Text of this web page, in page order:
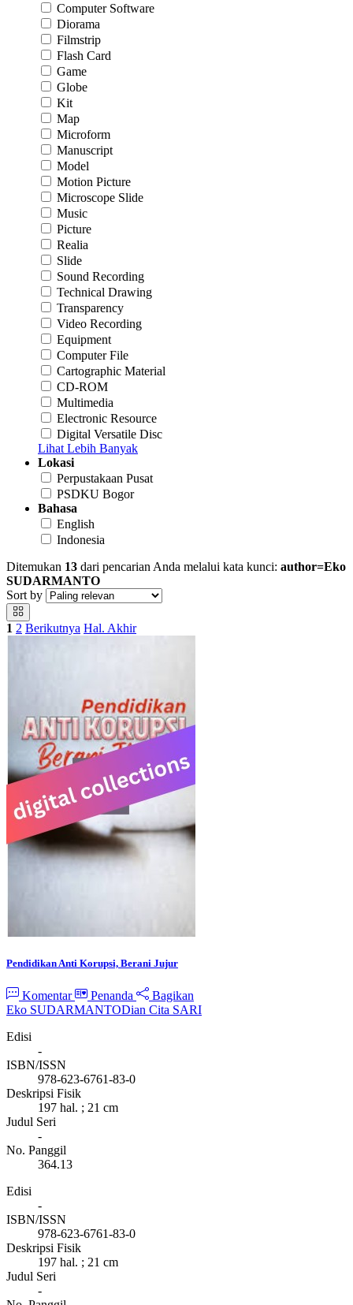
Computer Software
Diorama
Filmstrip
Flash Card
Game
Globe
Kit
Map
Microform
Manuscript
Model
Motion Picture
Microscope Slide
Music
Picture
Realia
Slide
Sound Recording
Technical Drawing
Transparency
Video Recording
Equipment
Computer File
Cartographic Material
CD-ROM
Multimedia
Electronic Resource
Digital Versatile Disc
Lihat Lebih Banyak
Lokasi
Perpustakaan Pusat
PSDKU Bogor
Bahasa
English
Indonesia
Ditemukan 13 dari pencarian Anda melalui kata kunci: author=Eko
SUDARMANTO
Sort by
1 2 Berikutnya Hal. Akhir
Pendidikan Anti Korupsi, Berani Jujur
Komentar Penanda
Bagikan
Eko SUDARMANTODian Cita SARI
Edisi
-
ISBN/ISSN
978-623-6761-83-0
Deskripsi Fisik
197 hal. ; 21 cm
Judul Seri
-
No. Panggil
364.13
Edisi
-
ISBN/ISSN
978-623-6761-83-0
Deskripsi Fisik
197 hal. ; 21 cm
Judul Seri
-